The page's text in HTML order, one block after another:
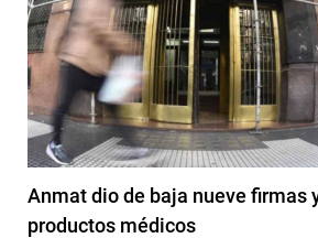
Anmat dio de baja nueve firmas
productos médicos